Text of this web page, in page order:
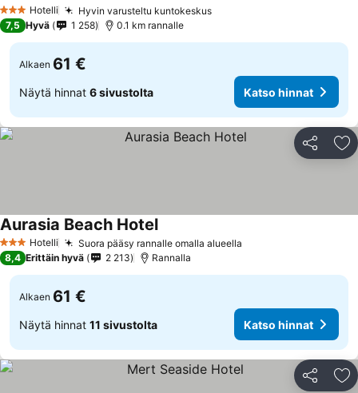
3 Tähtiluokitus
Hotelli Hyvin varusteltu kuntokeskus
7,5 Hyvä 1 258 0.1 km rannalle
Alkaen 61 €
Näytä hinnat 6 sivustolta Katso hinnat
Jaa
3 Tähtiluokitus
Hotelli Suora pääsy rannalle omalla alueella
Aurasia Beach Hotel
8,4 Erittäin hyvä 2 213 Rannalla
Alkaen 61 €
Näytä hinnat 11 sivustolta Katso hinnat
Jaa